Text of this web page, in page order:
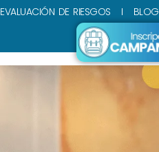
EVALUACIÓN DE RIESGOS BLOG